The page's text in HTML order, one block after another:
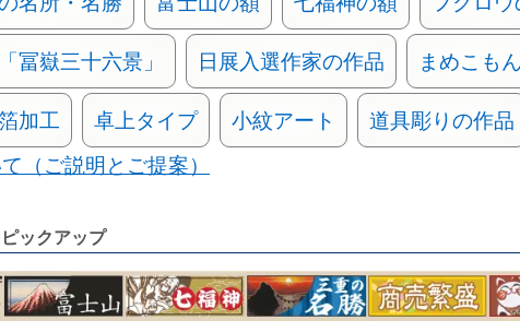
冨嶽三十六景」 日展入選作家の作品 まめこもん
加工 卓上タイプ 小紋アート 道具彫りの作品
（ご説明とご提案）
ックアップ